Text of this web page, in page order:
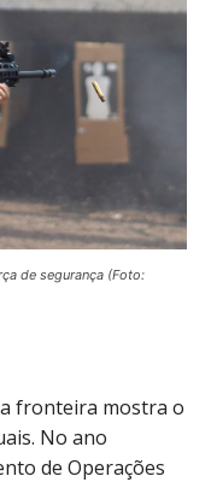
de segurança (Foto:
fronteira mostra o
No ano
de Operações